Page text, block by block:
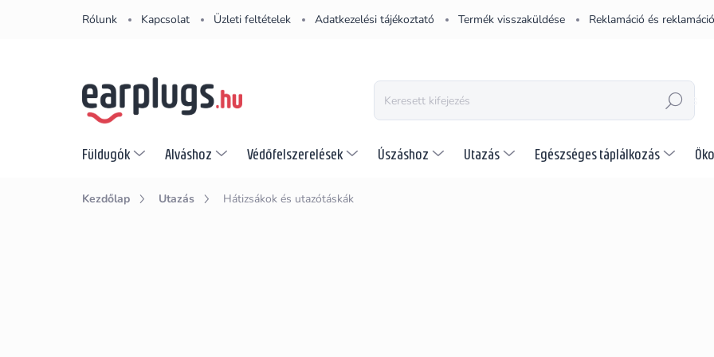
Rólunk Kapcsolat Üzleti feltételek Adatkezelési tájékoztató Termék visszaküldése Reklamáció és
KERESÉS
Füldugók Alváshoz Védőfelszerelések Úszáshoz Utazás Egészséges táplálkozás
Kezdőlap Utazás Hátizsákok és utazótáskák